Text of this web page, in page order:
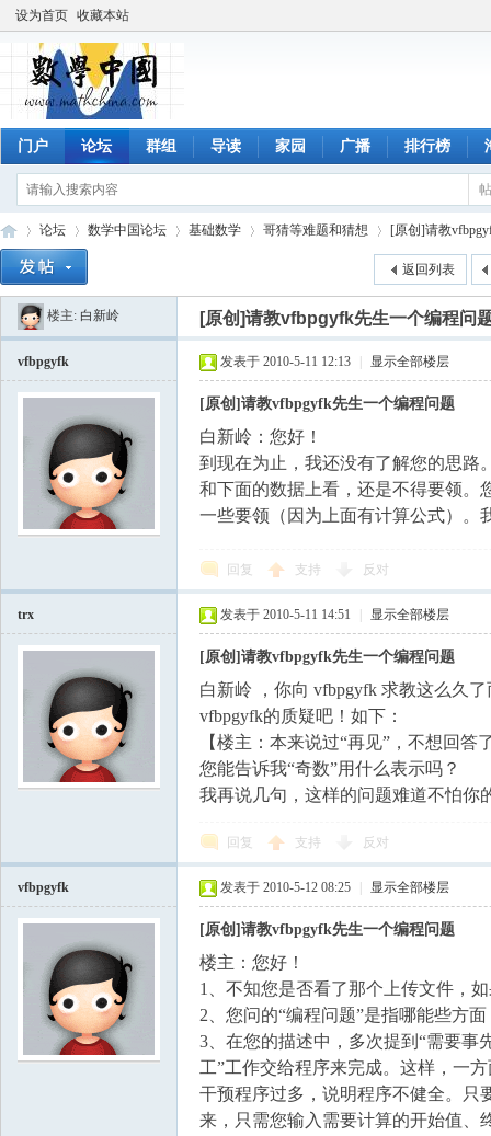
设为首页 收藏本站
门户 论坛 群组 导读 家园 广播 排行榜
»
论坛
›
数学中国论坛 基础数学
›
哥猜等难题和猜想
›
[原创]请教
返回列表
楼主: 白新岭 [原创]请教vfbpgyfk先生一个编程问
vfbpgyfk 发表于 2010-5-11 12:13 显示全部楼层
[原创]请教vfbpgyfk先生一个编程问题
白新岭：您好！
到现在为止，我还没有了解您的思路
和下面的数据上看，还是不得要领。
一些要领（因为上面有计算公式）。
回复 支持 反对
trx 发表于 2010-5-11 14:51 显示全部楼层
[原创]请教vfbpgyfk先生一个编程问题
白新岭 ，你向 vfbpgyfk 求教这么久
vfbpgyfk的质疑吧！如下：
【楼主：本来说过“再见”，不想回答
您能告诉我“奇数”用什么表示吗？
我再说几句，这样的问题难道不怕你
回复 支持 反对
vfbpgyfk 发表于 2010-5-12 08:25 显示全部楼层
[原创]请教vfbpgyfk先生一个编程问题
楼主：您好！
1、不知您是否看了那个上传文件，
2、您问的“编程问题”是指哪能些方
3、在您的描述中，多次提到“需要事
工”工作交给程序来完成。这样，一
干预程序过多，说明程序不健全。只
来，只需您输入需要计算的开始值、